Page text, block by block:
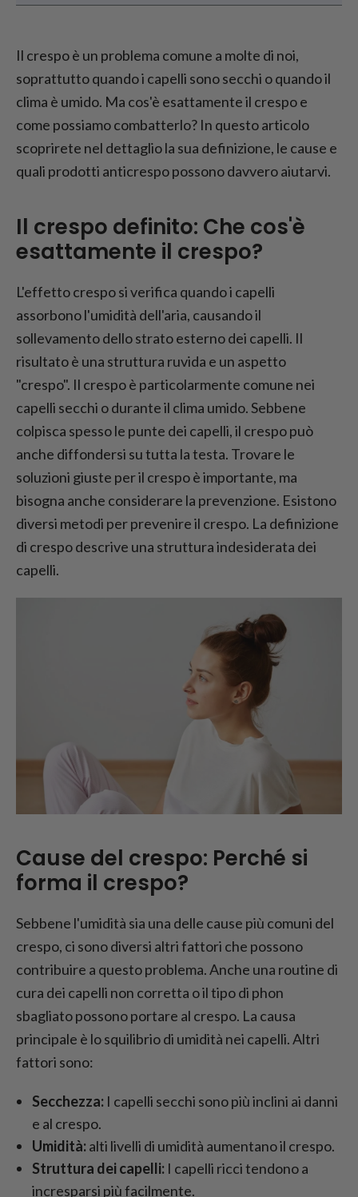
Cause del crespo: Perché si forma il
crespo?
Shampoo anticrespo: Cosa aiuta davvero?
Come gestire i capelli secchi e crespi
Come proteggere i capelli dal crespo con il
clima umido
combatterlo?
FAQ - Che cos'è il crespo?
Il crespo è un problema comune a molte di noi,
soprattutto quando i capelli sono secchi o quando il
clima è umido. Ma cos'è esattamente il crespo e
come possiamo combatterlo? In questo articolo
scoprirete nel dettaglio la sua definizione, le cause e
quali prodotti anticrespo possono davvero aiutarvi.
Il crespo definito: Che cos'è
esattamente il crespo?
L'effetto crespo si verifica quando i capelli
assorbono l'umidità dell'aria, causando il
sollevamento dello strato esterno dei capelli. Il
risultato è una struttura ruvida e un aspetto
"crespo". Il crespo è particolarmente comune nei
capelli secchi o durante il clima umido. Sebbene
colpisca spesso le punte dei capelli, il crespo può
anche diffondersi su tutta la testa. Trovare le
soluzioni giuste per il crespo è importante, ma
bisogna anche considerare la prevenzione. Esistono
diversi metodi per prevenire il crespo. La definizione
di crespo descrive una struttura indesiderata dei
capelli.
Cause del crespo: Perché si
forma il crespo?
Sebbene l'umidità sia una delle cause più comuni del
crespo, ci sono diversi altri fattori che possono
contribuire a questo problema. Anche una routine di
cura dei capelli non corretta o il tipo di phon
sbagliato possono portare al crespo. La causa
principale è lo squilibrio di umidità nei capelli. Altri
fattori sono:
Secchezza: I capelli secchi sono più inclini ai danni
e al crespo.
Umidità:alti livelli di umidità aumentano il crespo.
Struttura dei capelli: I capelli ricci tendono a
incresparsi più facilmente.